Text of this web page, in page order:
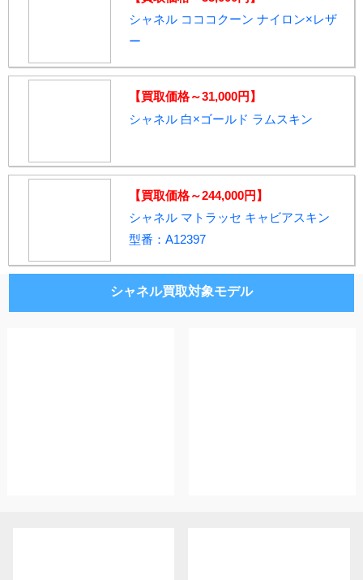
シャネル コココクーン ナイロン×レザ
ー
【買取価格～31,000円】
シャネル 白×ゴールド ラムスキン
【買取価格～244,000円】
シャネル マトラッセ キャビアスキン
型番：A12397
シャネル買取対象モデル